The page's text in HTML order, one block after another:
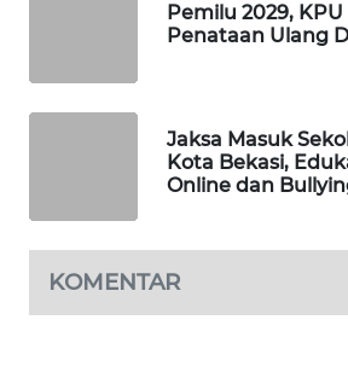
Pemilu 2029,
Penataan Ulang
Jaksa Masuk
Kota Bekasi,
Online dan
KOMENTAR
METRO
MEDAN
NEWS